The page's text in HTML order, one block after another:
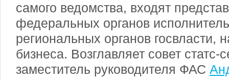
самого ведомства, входят
федеральных органов
региональных органов госвласти,
бизнеса. Возглавляет совет статс-
заместитель руководителя ФАС